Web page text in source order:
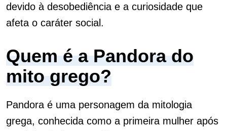
devido à desobediência e a curiosidade que
afeta o caráter social.
Quem é a Pandora do
mito grego?
Pandora é uma personagem da mitologia
grega, conhecida como a primeira mulher após